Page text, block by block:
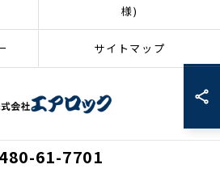
61-7701
様)
サイトマップ
ームなら株式会社エアロック ALL RIGHTS